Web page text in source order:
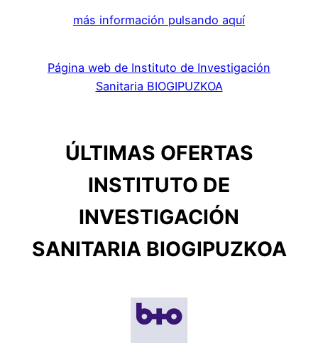
más información pulsando aquí
Página web de Instituto de Investigación
Sanitaria BIOGIPUZKOA
ÚLTIMAS OFERTAS
INSTITUTO DE
INVESTIGACIÓN
SANITARIA BIOGIPUZKOA